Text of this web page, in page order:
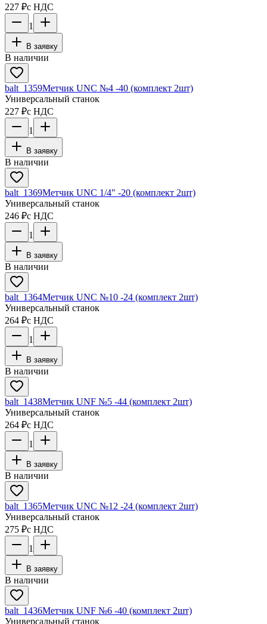
227 ₽с НДС
1
В заявку
В наличии
balt_1359Метчик UNC №4 -40 (комплект 2шт)
Универсальный станок
227 ₽с НДС
1
В заявку
В наличии
balt_1369Метчик UNC 1/4" -20 (комплект 2шт)
Универсальный станок
246 ₽с НДС
1
В заявку
В наличии
balt_1364Метчик UNC №10 -24 (комплект 2шт)
Универсальный станок
264 ₽с НДС
1
В заявку
В наличии
balt_1438Метчик UNF №5 -44 (комплект 2шт)
Универсальный станок
264 ₽с НДС
1
В заявку
В наличии
balt_1365Метчик UNC №12 -24 (комплект 2шт)
Универсальный станок
275 ₽с НДС
1
В заявку
В наличии
balt_1436Метчик UNF №6 -40 (комплект 2шт)
Универсальный станок